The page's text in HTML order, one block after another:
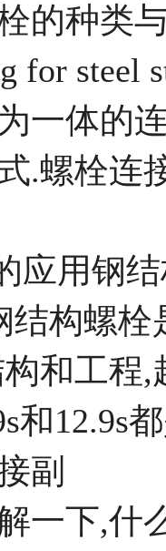
的种类
for
一体的
.螺栓连
应用钢
结构螺
和工程
和12.9s
副
一下,什